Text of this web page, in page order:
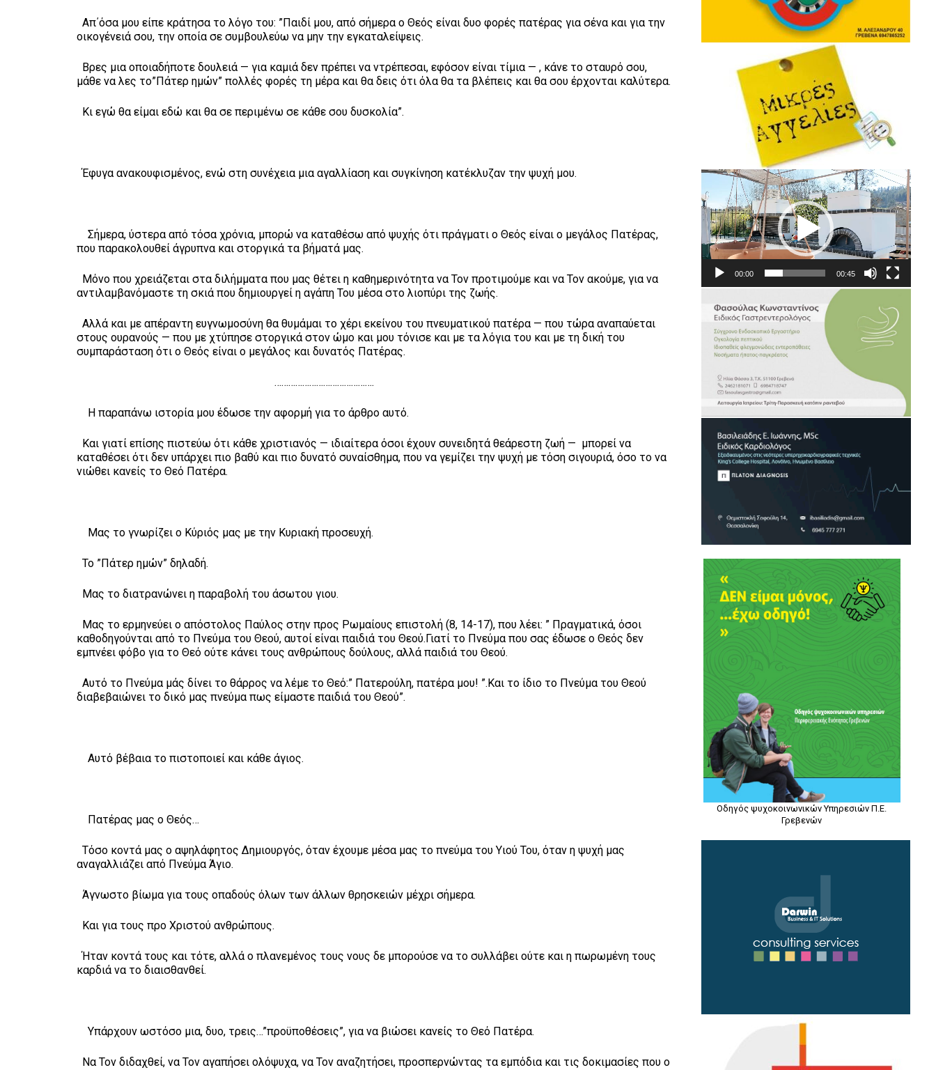
Απ΄όσα μου είπε κράτησα το λόγο του: ”Παιδί μου, από σήμερα ο Θεός είναι δυο φορές πατέρας για σένα και για την
οικογένειά σου, την οποία σε συμβουλεύω να μην την εγκαταλείψεις.
Βρες μια οποιαδήποτε δουλειά — για καμιά δεν πρέπει να ντρέπεσαι, εφόσον είναι τίμια — , κάνε το σταυρό σου,
μάθε να λες το”Πάτερ ημών” πολλές φορές τη μέρα και θα δεις ότι όλα θα τα βλέπεις και θα σου έρχονται καλύτερα.
Κι εγώ θα είμαι εδώ και θα σε περιμένω σε κάθε σου δυσκολία”.
Έφυγα ανακουφισμένος, ενώ στη συνέχεια μια αγαλλίαση και συγκίνηση κατέκλυζαν την ψυχή μου.
Σήμερα, ύστερα από τόσα χρόνια, μπορώ να καταθέσω από ψυχής ότι πράγματι ο Θεός είναι ο μεγάλος Πατέρας,
που παρακολουθεί άγρυπνα και στοργικά τα βήματά μας.
Μόνο που χρειάζεται στα διλήμματα που μας θέτει η καθημερινότητα να Τον προτιμούμε και να Τον ακούμε, για να
αντιλαμβανόμαστε τη σκιά που δημιουργεί η αγάπη Του μέσα στο λιοπύρι της ζωής.
Αλλά και με απέραντη ευγνωμοσύνη θα θυμάμαι το χέρι εκείνου του πνευματικού πατέρα — που τώρα αναπαύεται
στους ουρανούς — που με χτύπησε στοργικά στον ώμο και μου τόνισε και με τα λόγια του και με τη δική του
συμπαράσταση ότι ο Θεός είναι ο μεγάλος και δυνατός Πατέρας.
…………………………………….
Η παραπάνω ιστορία μου έδωσε την αφορμή για το άρθρο αυτό.
Και γιατί επίσης πιστεύω ότι κάθε χριστιανός — ιδιαίτερα όσοι έχουν συνειδητά θεάρεστη ζωή — μπορεί να
καταθέσει ότι δεν υπάρχει πιο βαθύ και πιο δυνατό συναίσθημα, που να γεμίζει την ψυχή με τόση σιγουριά, όσο το να
νιώθει κανείς το Θεό Πατέρα.
Μας το γνωρίζει ο Κύριός μας με την Κυριακή προσευχή.
Το ”Πάτερ ημών” δηλαδή.
Μας το διατρανώνει η παραβολή του άσωτου γιου.
Μας το ερμηνεύει ο απόστολος Παύλος στην προς Ρωμαίους επιστολή (8, 14-17), που λέει: ” Πραγματικά, όσοι
καθοδηγούνται από το Πνεύμα του Θεού, αυτοί είναι παιδιά του Θεού.Γιατί το Πνεύμα που σας έδωσε ο Θεός δεν
εμπνέει φόβο για το Θεό ούτε κάνει τους ανθρώπους δούλους, αλλά παιδιά του Θεού.
Αυτό το Πνεύμα μάς δίνει το θάρρος να λέμε το Θεό:” Πατερούλη, πατέρα μου! ”.Και το ίδιο το Πνεύμα του Θεού
διαβεβαιώνει το δικό μας πνεύμα πως είμαστε παιδιά του Θεού”.
Αυτό βέβαια το πιστοποιεί και κάθε άγιος.
Πατέρας μας ο Θεός…
Τόσο κοντά μας ο αψηλάφητος Δημιουργός, όταν έχουμε μέσα μας το πνεύμα του Υιού Του, όταν η ψυχή μας
αναγαλλιάζει από Πνεύμα Άγιο.
Άγνωστο βίωμα για τους οπαδούς όλων των άλλων θρησκειών μέχρι σήμερα.
Και για τους προ Χριστού ανθρώπους.
Ήταν κοντά τους και τότε, αλλά ο πλανεμένος τους νους δε μπορούσε να το συλλάβει ούτε και η πωρωμένη τους
καρδιά να το διαισθανθεί.
Υπάρχουν ωστόσο μια, δυο, τρεις…”προϋποθέσεις”, για να βιώσει κανείς το Θεό Πατέρα.
Να Τον διδαχθεί, να Τον αγαπήσει ολόψυχα, να Τον αναζητήσει, προσπερνώντας τα εμπόδια και τις δοκιμασίες που ο
Πρόγραμμα
Αναπαραγωγής
Βίντεο
00:00 00:45
Οδηγός ψυχοκοινωνικών Υπηρεσιών Π.Ε.
Γρεβενών